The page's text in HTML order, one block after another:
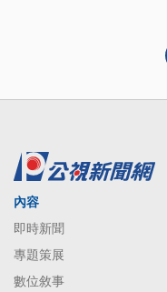
內容
即時新聞
專題策展
數位敘事